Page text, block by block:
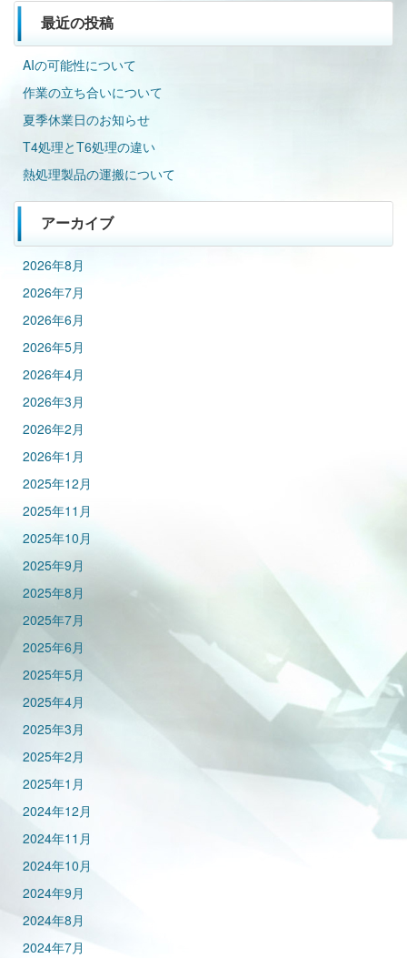
最近の投稿
AIの可能性について
作業の立ち合いについて
夏季休業日のお知らせ
T4処理とT6処理の違い
熱処理製品の運搬について
アーカイブ
2026年8月
2026年7月
2026年6月
2026年5月
2026年4月
2026年3月
2026年2月
2026年1月
2025年12月
2025年11月
2025年10月
2025年9月
2025年8月
2025年7月
2025年6月
2025年5月
2025年4月
2025年3月
2025年2月
2025年1月
2024年12月
2024年11月
2024年10月
2024年9月
2024年8月
2024年7月